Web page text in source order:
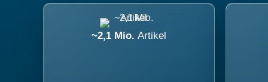
~2,1 Mio. Artikel